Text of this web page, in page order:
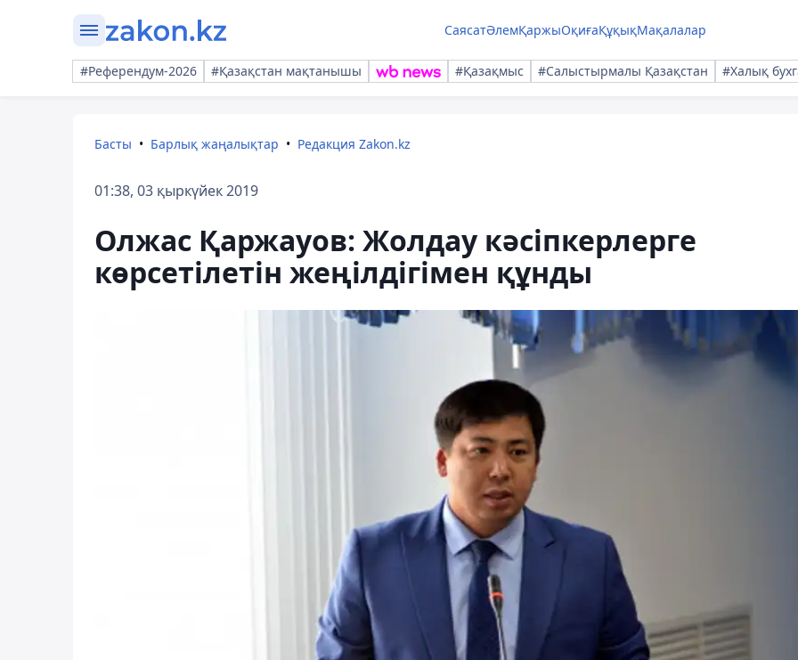
СаясатӘлемҚаржыОқиғаҚұқықМақалалар
#Референдум-2026 #Қазақстан мақтанышы #Қазақмыс #Салыстырмалы Қазақстан #Халық
Басты Барлық жаңалықтар Редакция Zakon.kz
01:38, 03 қыркүйек 2019
Олжас Қаржауов: Жолдау кәсіпкерлерге
көрсетілетін жеңілдігімен құнды